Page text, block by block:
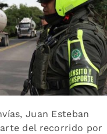
Juan Esteban
del recorrido por